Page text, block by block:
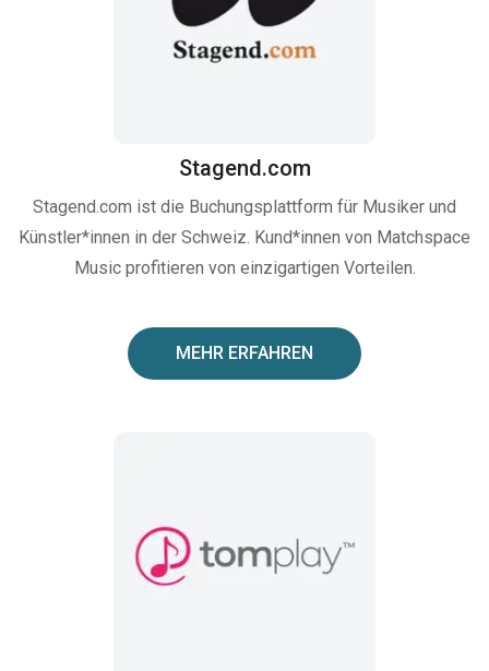
Stagend.com
Stagend.com ist die Buchungsplattform für Musiker und
Künstler*innen in der Schweiz. Kund*innen von Matchspace
Music profitieren von einzigartigen Vorteilen.
MEHR ERFAHREN